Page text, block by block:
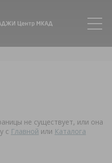
не существует, или она
с Главной или Каталога